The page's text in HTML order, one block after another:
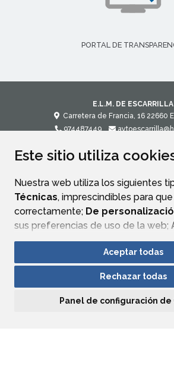
Este sitio utiliza
Nuestra web utiliza los siguientes
Técnicas, imprescindibles para
correctamente; De
sus preferencias de uso de la web;
mejorar el funcionamiento de la
Si acepta pulsando el botón
consideramos que acepta su uso.
ninguna acción, se guardarán las
Aceptar todas
Rechazar todas
Panel de configuración de
PORTAL DE
E.L.M. DE ESCARRILLA
Carretera de Francia, 16 22660
974487449
ACCESIBILIDAD